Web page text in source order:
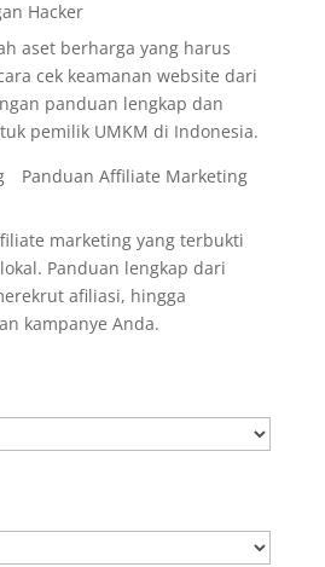
Hacker
aset berharga yang harus
cek keamanan website dari
panduan lengkap dan
pemilik UMKM di Indonesia.
Panduan Affiliate Marketing
marketing yang terbukti
Panduan lengkap dari
afiliasi, hingga
kampanye Anda.